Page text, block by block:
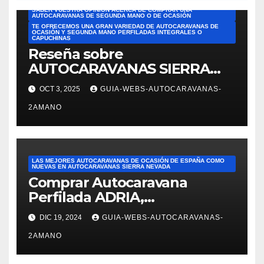
SABER VUESTRA OPINIÓN ACERCA DE COMPRAR UNA
AUTOCARAVANAS DE SEGUNDA MANO O DE OCASIÓN
TE OFRECEMOS UNA GRAN VARIEDAD DE AUTOCARAVANAS DE
OCASIÓN Y SEGUNDA MANO PERFILADAS INTEGRALES O
CAPUCHINAS
Reseña sobre
AUTOCARAVANAS SIERRA
NEVADA. Las mejores
reseñas de AUTOCARAVANAS
DE SEGUNDA MANO DE
ESPAÑA. Reseña de JOSÉ
FELIPE PESQUERO. En el
ámbito de ventas: Alejandra
nos mostró varias
autocaravanas. Fue
superprofesional,
OCT 3, 2025 GUIA-WEBS-AUTOCARAVANAS-
2AMANO
LAS MEJORES AUTOCARAVANAS DE OCASIÓN DE ESPAÑA COMO
NUEVAS EN AUTOCARAVANAS SIERRA NEVADA
Comprar Autocaravana
Perfilada ADRIA,
modelo Matrix M680SP en
Autocaravanas Sierra Nevada
DIC 19, 2024 GUIA-WEBS-AUTOCARAVANAS-
2AMANO